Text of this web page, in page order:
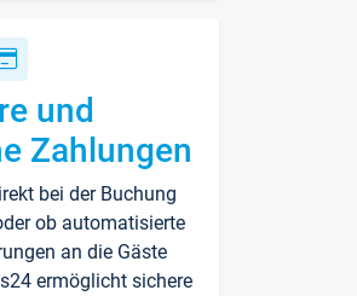
und
Zahlungen
bei der Buchung
ob automatisierte
an die Gäste
ermöglicht sichere